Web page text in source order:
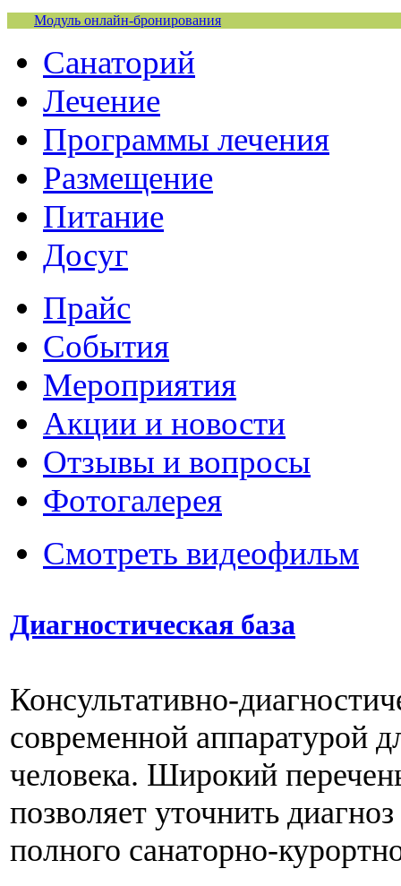
Модуль онлайн-бронирования
Санаторий
Лечение
Программы лечения
Размещение
Питание
Досуг
Прайс
События
Мероприятия
Акции и новости
Отзывы и вопросы
Фотогалерея
Смотреть видеофильм
Диагностическая база
Консультативно-
современной аппаратурой
человека. Широкий
позволяет уточнить
полного санаторно-